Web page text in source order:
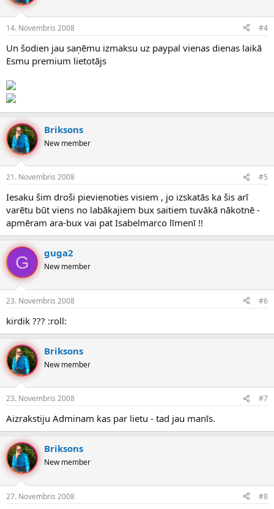
14. Novembris 2008 #4
Un šodien jau saņēmu izmaksu uz paypal vienas dienas laikā
Esmu premium lietotājs
Briksons
New member
21. Novembris 2008 #5
Iesaku šim droši pievienoties visiem , jo izskatās ka šis arī
varētu būt viens no labākajiem bux saitiem tuvākā nākotnē -
apmēram ara-bux vai pat Isabelmarco līmenī !!
G guga2
New member
23. Novembris 2008 #6
kirdik ??? :roll:
Briksons
New member
23. Novembris 2008 #7
Aizrakstiju Adminam kas par lietu - tad jau manīs.
Briksons
New member
27. Novembris 2008 #8